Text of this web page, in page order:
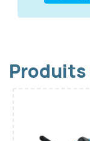
Produits